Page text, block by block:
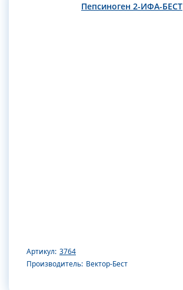
Пепсиноген 2-ИФА-БЕСТ
Артикул: 3764
Производитель: Вектор-Бест